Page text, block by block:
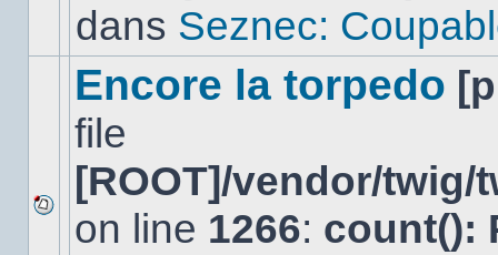
dansdans Seznec:
Aucun
nouveau
Encore la torpedo
file
[ROOT]/vendor/
on line 1266: count():